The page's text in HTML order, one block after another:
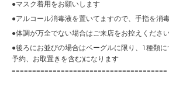
●マスク着用をお願いします
●アルコール消毒液を置いてますので、手指を消
●体調が万全でない場合はご来店をお控えくださ
●後ろにお並びの場合はベーグルに限り、1種類
予約、お取置きを含む)になります
======================================